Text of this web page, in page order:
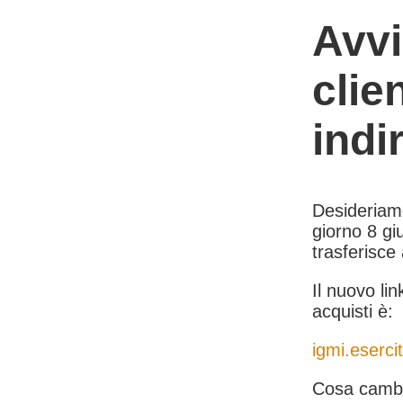
giorno 8
trasferisce
Il nuovo
acquisti è:
Cosa